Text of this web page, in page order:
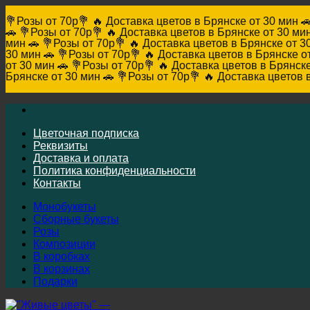
💐Розы от 70р💐 🔥 Доставка цветов в Брянске от 30 мин
🚗 💐Розы от 70р💐 🔥 Доставка цветов в Брянске от 30
мин 🚗 💐Розы от 70р💐 🔥 Доставка цветов в Брянске от
30 мин 🚗 💐Розы от 70р💐 🔥 Доставка цветов в Брянске
от 30 мин 🚗 💐Розы от 70р💐 🔥 Доставка цветов в
Брянске от 30 мин 🚗 💐Розы от 70р💐 🔥 Доставка цветов
Цветочная подписка
Реквизиты
Доставка и оплата
Политика конфиденциальности
Контакты
Монобукеты
Сборные букеты
Розы
Композиции
В коробках
В корзинах
Подарки